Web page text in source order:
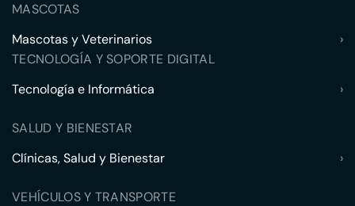
MASCOTAS
Mascotas y Veterinarios
›
TECNOLOGÍA Y SOPORTE DIGITAL
Tecnología e Informática
›
SALUD Y BIENESTAR
Clínicas, Salud y Bienestar
›
VEHÍCULOS Y TRANSPORTE